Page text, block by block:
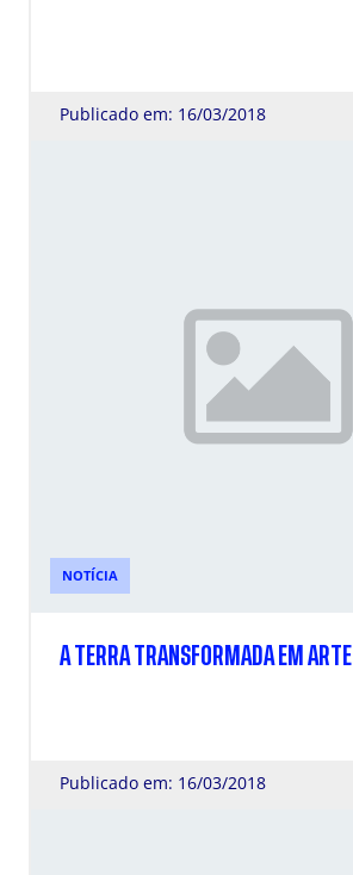
Publicado em: 16/03/2018
NOTÍCIA
A TERRA TRANSFORMADA EM ARTE
Publicado em: 16/03/2018